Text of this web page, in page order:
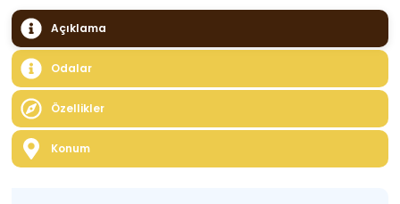
Açıklama
Odalar
Özellikler
Konum